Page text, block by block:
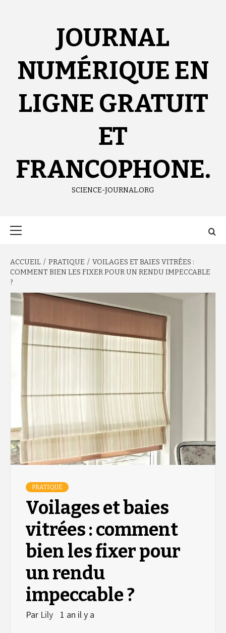
JOURNAL
NUMÉRIQUE EN
LIGNE GRATUIT
ET
FRANCOPHONE.
SCIENCE-JOURNAL.ORG
ACCUEIL PRATIQUE
VOILAGES ET BAIES VITRÉES :
COMMENT BIEN LES FIXER POUR UN RENDU IMPECCABLE
?
PRATIQUE
Voilages et baies
vitrées : comment
bien les fixer pour
un rendu
impeccable ?
Par Lily 1 an il y a